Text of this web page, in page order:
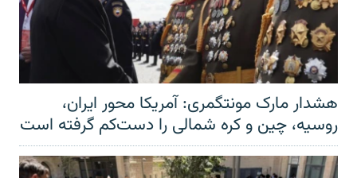
هشدار مارک مونتگمری: آمریکا محور ایران،
روسیه، چین و کره شمالی را دست‌کم گرفته است